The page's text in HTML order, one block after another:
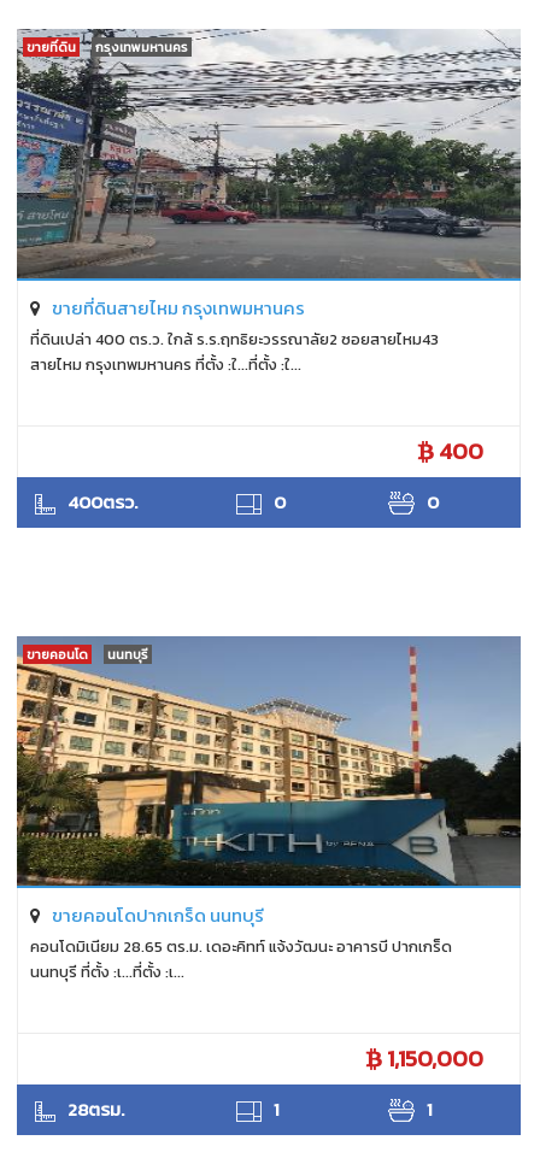
ขายที่ดิน กรุงเทพมหานคร
ขายที่ดินสายไหม กรุงเทพมหานคร
ที่ดินเปล่า 400 ตร.ว. ใกล้ ร.ร.ฤทธิยะวรรณาลัย2 ซอยสายไหม43
สายไหม กรุงเทพมหานคร ที่ตั้ง :ใ...ที่ตั้ง :ใ...
400
400ตรว. 0 0
ANTPUNYAPA
ขายคอนโด นนทบุรี
ขายคอนโดปากเกร็ด นนทบุรี
คอนโดมิเนียม 28.65 ตร.ม. เดอะคิทท์ แจ้งวัฒนะ อาคารบี ปากเกร็ด
นนทบุรี ที่ตั้ง :เ...ที่ตั้ง :เ...
1,150,000
28ตรม. 1 1
ANTPUNYAPA